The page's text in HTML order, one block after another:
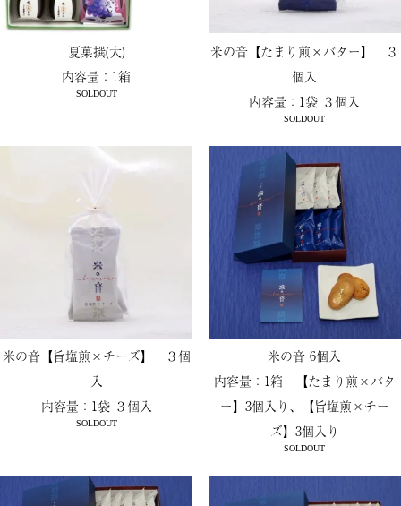
夏菓撰(大)
内容量：1箱
SOLDOUT
米の音【たまり煎×バター】 ３
個入
内容量：1袋 ３個入
SOLDOUT
米の音【旨塩煎×チーズ】 ３個
入
内容量：1袋 ３個入
SOLDOUT
米の音 6個入
内容量：1箱 【たまり煎×バタ
ー】3個入り、【旨塩煎×チー
ズ】3個入り
SOLDOUT